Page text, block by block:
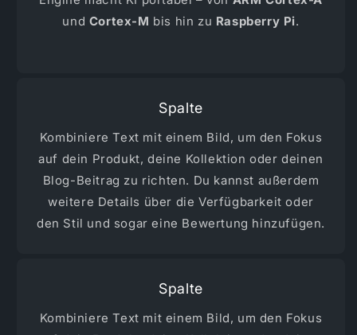
und Cortex-M bis hin zu Raspberry Pi.
Spalte
Kombiniere Text mit einem Bild, um den Fokus
auf dein Produkt, deine Kollektion oder deinen
Blog-Beitrag zu richten. Du kannst außerdem
weitere Details über die Verfügbarkeit oder
den Stil und sogar eine Bewertung hinzufügen.
Spalte
Kombiniere Text mit einem Bild, um den Fokus